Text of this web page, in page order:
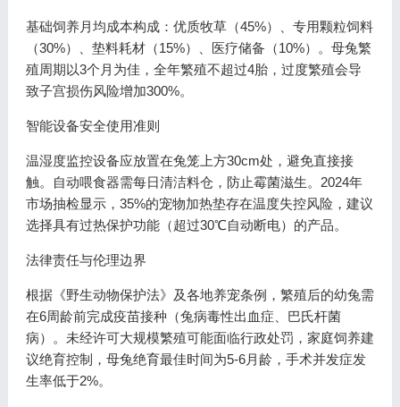
基础饲养月均成本构成：优质牧草（45%）、专用颗粒饲料
（30%）、垫料耗材（15%）、医疗储备（10%）。母兔繁
殖周期以3个月为佳，全年繁殖不超过4胎，过度繁殖会导
致子宫损伤风险增加300%。
智能设备安全使用准则
温湿度监控设备应放置在兔笼上方30cm处，避免直接接
触。自动喂食器需每日清洁料仓，防止霉菌滋生。2024年
市场抽检显示，35%的宠物加热垫存在温度失控风险，建议
选择具有过热保护功能（超过30℃自动断电）的产品。
法律责任与伦理边界
根据《野生动物保护法》及各地养宠条例，繁殖后的幼兔需
在6周龄前完成疫苗接种（兔病毒性出血症、巴氏杆菌
病）。未经许可大规模繁殖可能面临行政处罚，家庭饲养建
议绝育控制，母兔绝育最佳时间为5-6月龄，手术并发症发
生率低于2%。